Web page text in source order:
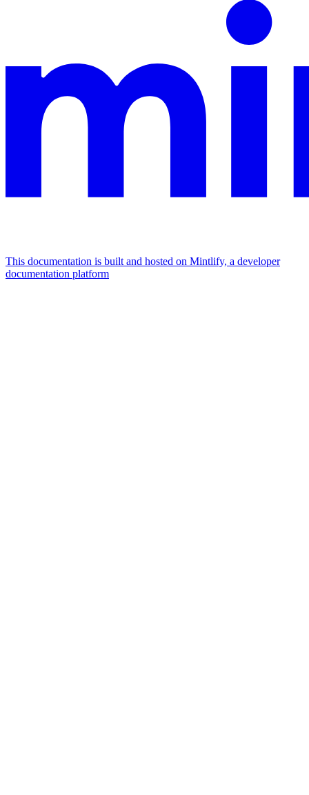
This documentation is built and hosted on Mintlify, a developer
documentation platform